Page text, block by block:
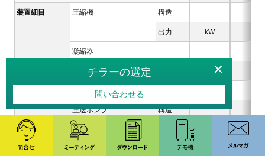
装置細目 圧縮機 構造
出力 kW
凝縮器
冷却器
圧送ポンプ 構造
ファンモータ
チラーの選定
問い合わせる